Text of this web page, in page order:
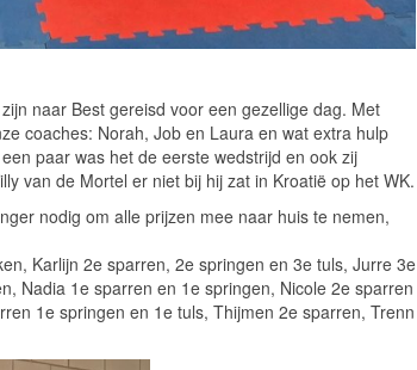
naar Best gereisd voor een gezellige dag. Met
coaches: Norah, Job en Laura en wat extra hulp
paar was het de eerste wedstrijd en ook zij
van de Mortel er niet bij hij zat in Kroatië op het WK.
nodig om alle prijzen mee naar huis te nemen,
Karlijn 2e sparren, 2e springen en 3e tuls, Jurre 3e
Nadia 1e sparren en 1e springen, Nicole 2e sparren
1e springen en 1e tuls, Thijmen 2e sparren, Trenn